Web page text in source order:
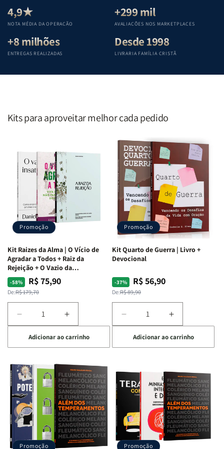
Teológica
Penkal
Penkal
Teológica
Penkal
4,9★
NOTA MÉDIA DA OPERAÇÃO
+299 mil
AVALIAÇÕES NOS MARKETPLACES
+8 milhões
ENTREGAS REALIZADAS
Desde 1998
LIVRARIA FAMÍLIA CRISTÃ
Kits para aproveitar melhor cada pedido
Promoção
Kit Raizes da Alma | O Vício de
Agradar a Todos + Raiz da
Rejeição + O Vazio da
Insatisfação.
-58%
Preço
normal
De:R$ 179,70
Preço
promocional
R$ 75,90
Diminuir
a
quantidade
de
Raizes
da
Alma
|
O
Vício
Agradar
Aumentar
a
quantidade
de
Raizes
da
Alma
|
O
Vício
de
Agradar
Adicionar ao carrinho
Promoção
Kit Quarto de Guerra | Livro +
Devocional
-37%
Preço
normal
De:R$ 89,90
Preço
promocional
R$ 56,90
Diminuir
a
quantidade
de
Quarto
de
Guerra
Livro
+
Devocional
Aumentar
a
quantidade
de
Quarto
de
Guerra
|
Livro
+
Devocional
Adicionar ao carrinho
Promoção Promoção